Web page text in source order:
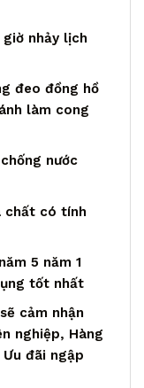
nhảy lịch
đeo đồng hồ
làm cong
nước
chất có tính
5 năm 1
tốt nhất
cảm nhận
nghiệp, Hàng
đãi ngập